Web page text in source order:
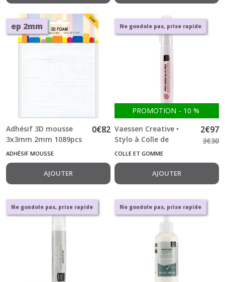
ep 2mm
Adhésif 3D mousse
3x3mm 2mm 1089pcs
0€82
ADHÉSIF MOUSSE
AJOUTER
Ne gondole pas, prise rapide
PROMOTION - 10 %
Vaessen Creative •
Stylo à Colle de
Précision 18ml
2€97
3€30
COLLE ET GOMME
AJOUTER
Ne gondole pas, prise rapide Ne gondole pas, prise rapide